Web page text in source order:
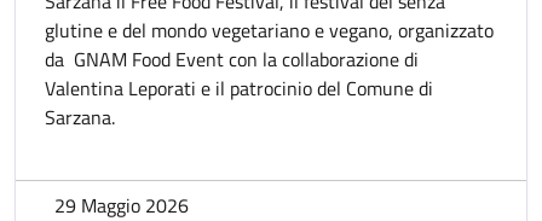
glutine e del mondo vegetariano e vegano, organizzato
da GNAM Food Event con la collaborazione di
Valentina Leporati e il patrocinio del Comune di
Sarzana.
29 Maggio 2026